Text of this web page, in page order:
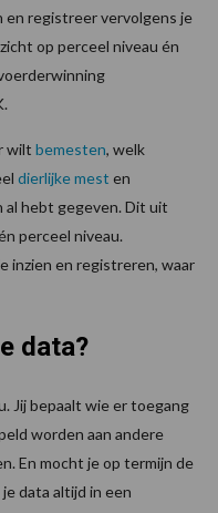
en registreer vervolgens je
op perceel niveau én
wilt bemesten, welk
dierlijke mest en
al hebt gegeven. Dit uit
perceel niveau.
inzien en registreren, waar
data?
Jij bepaalt wie er toegang
worden aan andere
En mocht je op termijn de
data altijd in een